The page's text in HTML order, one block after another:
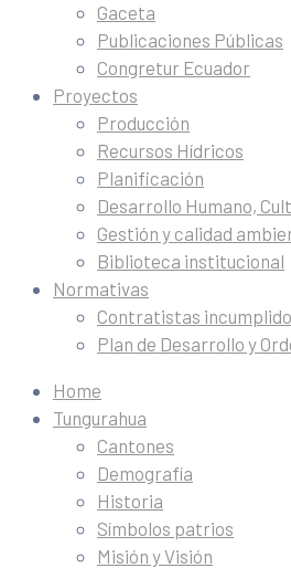
Gaceta
Publicaciones Públicas
Congretur Ecuador
Proyectos
Producción
Recursos Hídricos
Planificación
Desarrollo Humano,
Gestión y calidad
Biblioteca institucional
Normativas
Contratistas
Plan de Desarrollo y
Home
Tungurahua
Cantones
Demografía
Historia
Símbolos patrios
Misión y Visión